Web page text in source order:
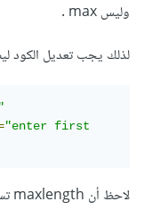
وليس max .
لذلك يجب تعديل الكود
="enter first